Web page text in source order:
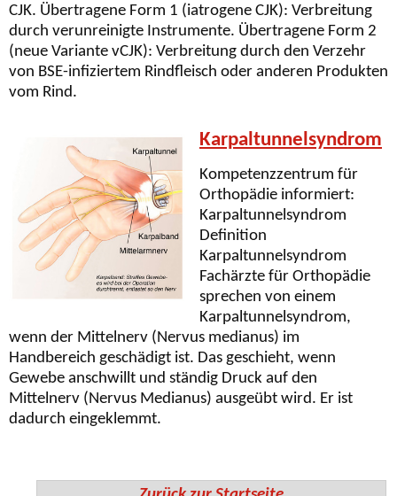
CJK. Übertragene Form 1 (iatrogene CJK): Verbreitung
durch verunreinigte Instrumente. Übertragene Form 2
(neue Variante vCJK): Verbreitung durch den Verzehr
von BSE-infiziertem Rindfleisch oder anderen Produkten
vom Rind.
Karpaltunnelsyndrom
Kompetenzzentrum für
Orthopädie informiert:
Karpaltunnelsyndrom
Definition
Karpaltunnelsyndrom
Fachärzte für Orthopädie
sprechen von einem
Karpaltunnelsyndrom,
wenn der Mittelnerv (Nervus medianus) im
Handbereich geschädigt ist. Das geschieht, wenn
Gewebe anschwillt und ständig Druck auf den
Mittelnerv (Nervus Medianus) ausgeübt wird. Er ist
dadurch eingeklemmt.